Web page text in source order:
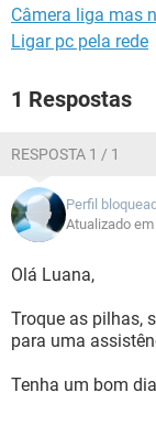
Câmera liga mas
Ligar pc pela rede
1 Respostas
RESPOSTA 1 / 1
Perfil
Atualizado
Olá Luana,
Troque as pilhas,
para uma
Tenha um bom dia